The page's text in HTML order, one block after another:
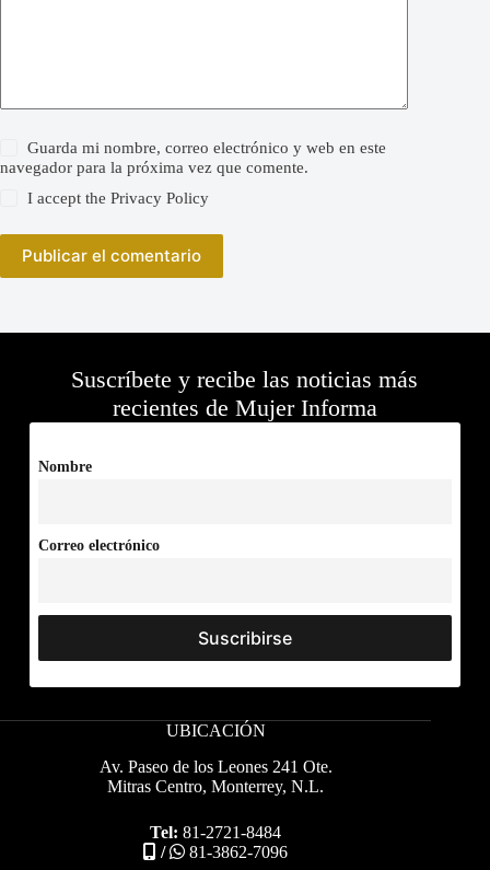
Guarda mi nombre, correo electrónico y web en este
navegador para la próxima vez que comente.
I accept thePrivacy Policy
Publicar el comentario
Suscríbete y recibe las noticias más
recientes de Mujer Informa
Nombre
Correo electrónico
UBICACIÓN
Av. Paseo de los Leones 241 Ote.
Mitras Centro, Monterrey, N.L.
Tel: 81-2721-8484
/
81-3862-7096